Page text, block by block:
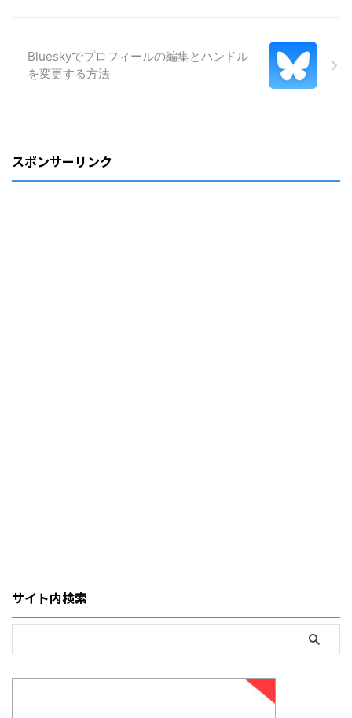
Blueskyでプロフィールの編集とハンドル
を変更する方法
スポンサーリンク
サイト内検索